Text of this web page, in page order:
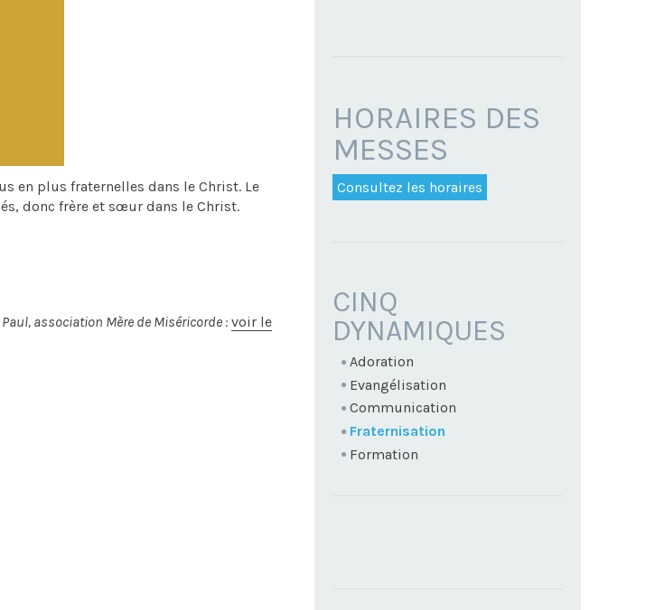
en plus fraternelles dans le Christ. Le
donc frère et sœur dans le Christ.
association Mère de Miséricorde : voir le
HORAIRES DES
MESSES
Consultez les horaires
NAVIGATION
CINQ
DYNAMIQUES
Adoration
Evangélisation
Communication
Fraternisation
Formation